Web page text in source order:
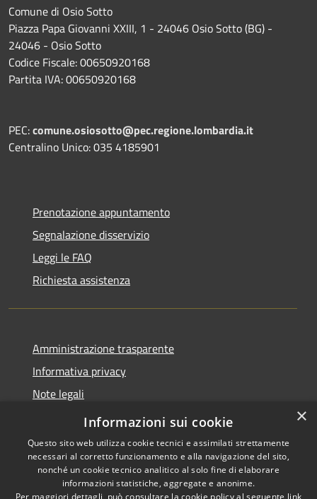
Comune di Osio Sotto
Piazza Papa Giovanni XXIII, 1 - 24046 Osio Sotto (BG) -
24046 - Osio Sotto
Codice Fiscale: 00650920168
Partita IVA: 00650920168
PEC:comune.osiosotto@pec.regione.lombardia.it
Centralino Unico: 035 4185901
Prenotazione appuntamento
Segnalazione disservizio
Leggi le FAQ
Richiesta assistenza
Amministrazione trasparente
Informativa privacy
Note legali
Dichiarazione di accessibilità 2025
Copyright © 2026 • Comune di
×
Informazioni sui cookie
Questo sito web utilizza cookie tecnici e assimilati strettamente
necessari al corretto funzionamento e alla navigazione del sito,
nonché un cookie tecnico analitico al solo fine di elaborare
informazioni statistiche, aggregate e anonime.
Per maggiori dettagli, può consultare la cookie policy al seguente link